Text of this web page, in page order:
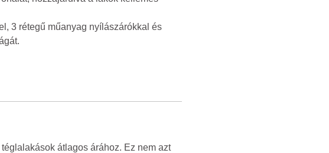
3 rétegű műanyag nyílászárókkal és
átlagos árához. Ez nem azt